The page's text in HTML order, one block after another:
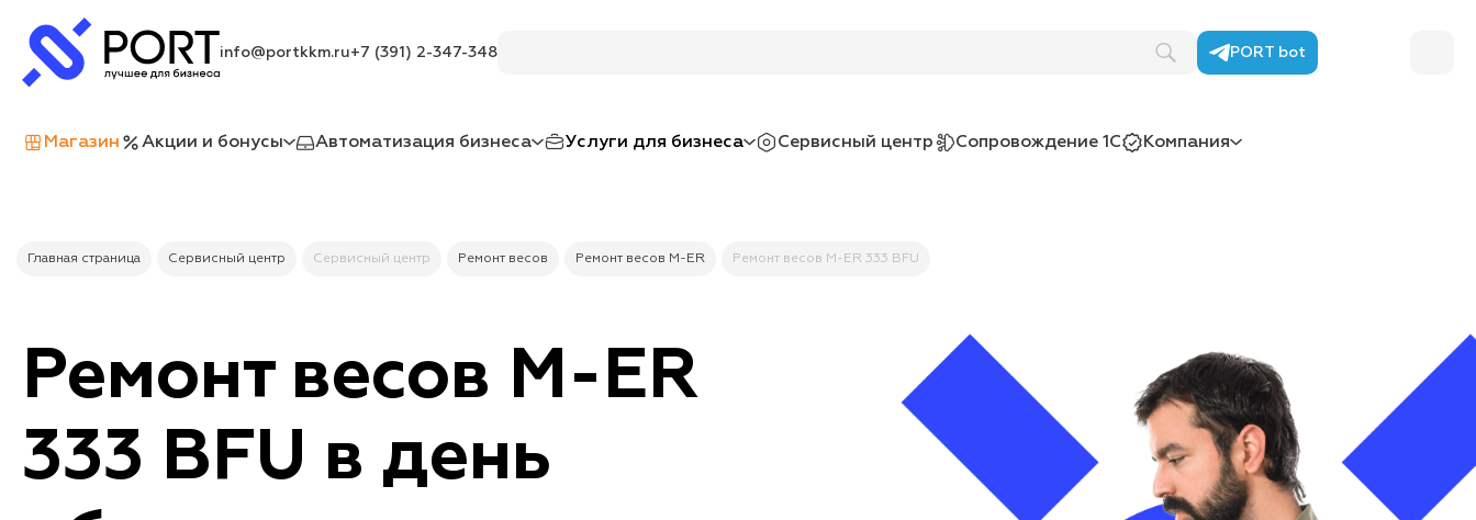
info@portkkm.ru+7 (391) 2-347-348 PORT bot
Магазин Акции и бонусы Автоматизация бизнеса Услуги для бизнеса Сервисный центр Сопровождение 1С Компания
Главная страница Сервисный центр Сервисный центр Ремонт весов Ремонт весов M-ER Ремонт весов M-ER 333 BFU
Ремонт весов M-ER
333 BFU в день